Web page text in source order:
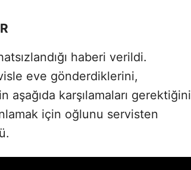
haberi verildi.
eve gönderdiklerini,
karşılamaları gerektiğini
için oğlunu servisten